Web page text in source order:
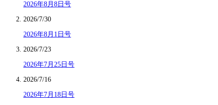
2026年8月8日号
2026/7/30
2026年8月1日号
2026/7/23
2026年7月25日号
2026/7/16
2026年7月18日号